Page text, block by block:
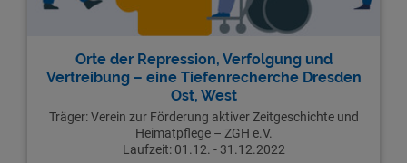
Orte der Repression, Verfolgung und
Vertreibung – eine Tiefenrecherche Dresden
Ost, West
Träger: Verein zur Förderung aktiver Zeitgeschichte und
Heimatpflege – ZGH e.V.
Laufzeit: 01.12. - 31.12.2022